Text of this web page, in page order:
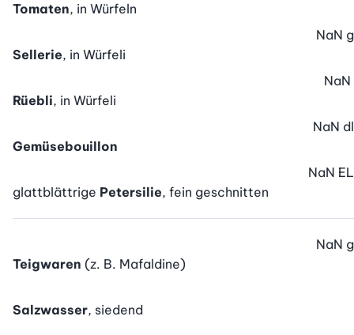
Tomaten, in Würfeln
Sellerie, in Würfeli
NaN g
Rüebli, in Würfeli
NaN
Gemüsebouillon
NaN dl
glattblättrige Petersilie, fein geschnitten
NaN EL
Teigwaren (z. B. Mafaldine)
NaN g
Salzwasser, siedend